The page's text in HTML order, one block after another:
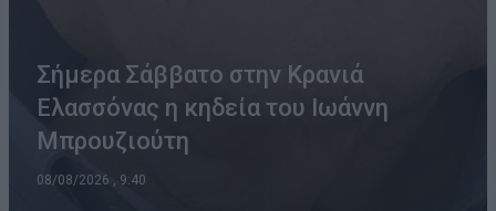
Σήμερα Σάββατο στην Κρανιά
Ελασσόνας η κηδεία του Ιωάννη
Μπρουζιούτη
08/08/2026 , 9:40